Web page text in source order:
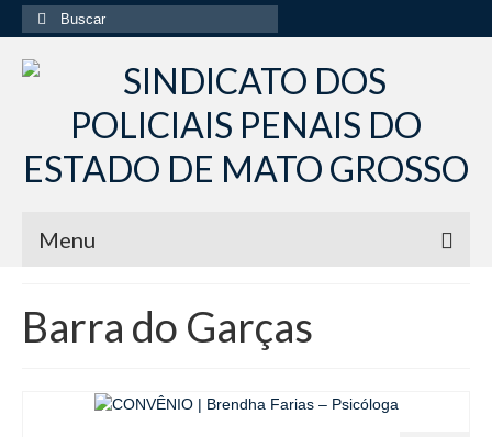
Buscar
por:
Menu
Institucional
Diretoria Sindsppen
Barra do Garças